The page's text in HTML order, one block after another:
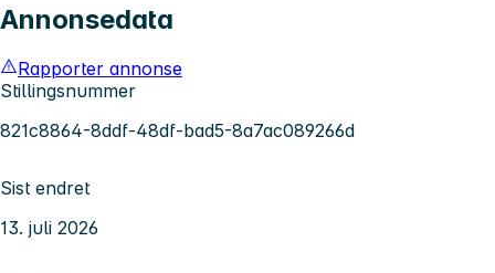
Annonsedata
Rapporter annonse
Stillingsnummer
821c8864-8ddf-48df-bad5-8a7ac089266d
Sist endret
13. juli 2026